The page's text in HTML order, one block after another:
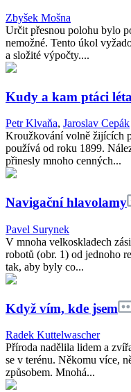
Zbyšek Mošna
Určit přesnou polohu bylo
nemožné. Tento úkol
a složité výpočty....
Kudy a kam ptáci
Petr Klvaňa, Jaroslav Cepák
Kroužkování volně žijících
používá od roku 1899.
přinesly mnoho cenných...
Navigační hlavolamy
Pavel Surynek
V mnoha velkoskladech
robotů (obr. 1) od jednoho
tak, aby byly co...
Když vím, kde jsem
Radek Kuttelwascher
Příroda nadělila lidem a
se v terénu. Někomu více,
způsobem. Mnohá...